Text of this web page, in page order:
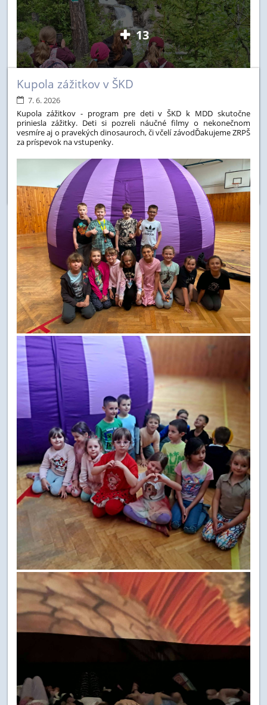
13
Kupola zážitkov v ŠKD
7. 6. 2026
Kupola zážitkov - program pre deti v ŠKD k MDD skutočne
priniesla zážitky. Deti si pozreli náučné filmy o nekonečnom
vesmíre aj o pravekých dinosauroch, či včelí závodĎakujeme ZRPŠ
za príspevok na vstupenky.